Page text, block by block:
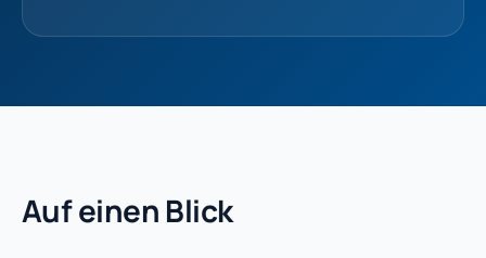
Auf einen Blick